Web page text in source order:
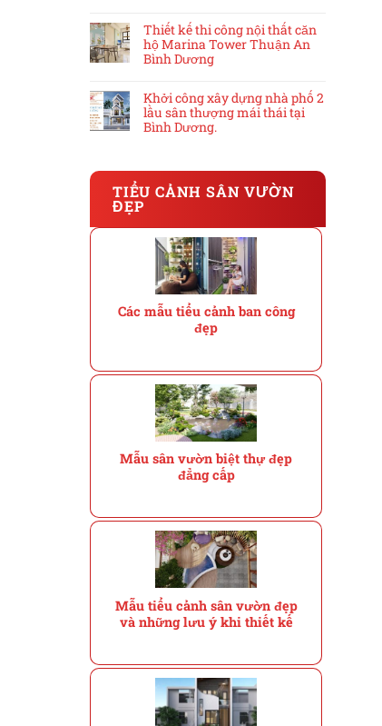
Thiết kế thi công nội thất căn
hộ Marina Tower Thuận An
Bình Dương
Khởi công xây dựng nhà phố 2
lầu sân thượng mái thái tại
Bình Dương.
TIỂU CẢNH SÂN VƯỜN
ĐẸP
Các mẫu tiểu cảnh ban công
đẹp
Mẫu sân vườn biệt thự đẹp
đẳng cấp
Mẫu tiểu cảnh sân vườn đẹp
và những lưu ý khi thiết kế